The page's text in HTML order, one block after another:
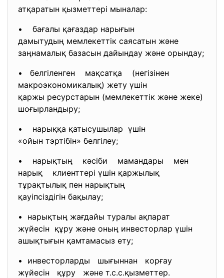
атқаратын қызметтері мыналар:
• бағалы қағаздар нарығын
дамытудың мемлекеттік саясатын және
заңнамалық базасын дайындау және орындау;
• белгіленген мақсатқа (негізінен
макроэкономикалық) жету үшін
қаржы ресурстарын (мемлекеттік және жеке)
шоғырландыру;
• нарыққа қатысушылар үшін
«ойын тэртібін» белгілеу;
• нарықтың кәсіби мамандары мен
нарық клиенттері үшін қаржылық
тұрақтылық пен нарықтың
қауіпсіздігін бақылау;
• нарықтың жағдайы туралы ақпарат
жүйесін құру және оның инвесторлар үшін
ашықтығын қамтамасыз ету;
• инвесторларды шығыннан корғау
жүйесін құру және т.с.с.қызметтер.